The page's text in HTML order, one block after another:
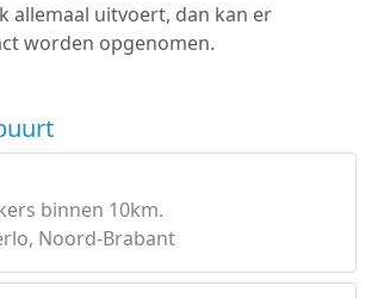
allemaal uitvoert, dan kan er
worden opgenomen.
binnen 10km.
Noord-Brabant